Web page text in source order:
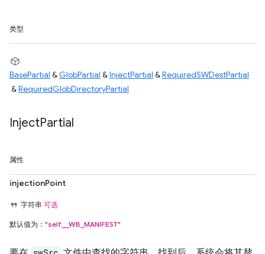
类型
BasePartial &GlobPartial &InjectPartial &RequiredSWDestPartial
&RequiredGlobDirectoryPartial
InjectPartial
属性
injectionPoint
字符串 可选
默认值为： "self.__WB_MANIFEST"